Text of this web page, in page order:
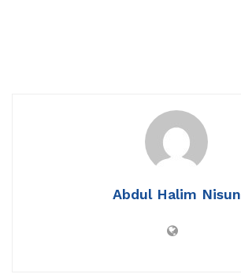
Abdul Halim Nisun